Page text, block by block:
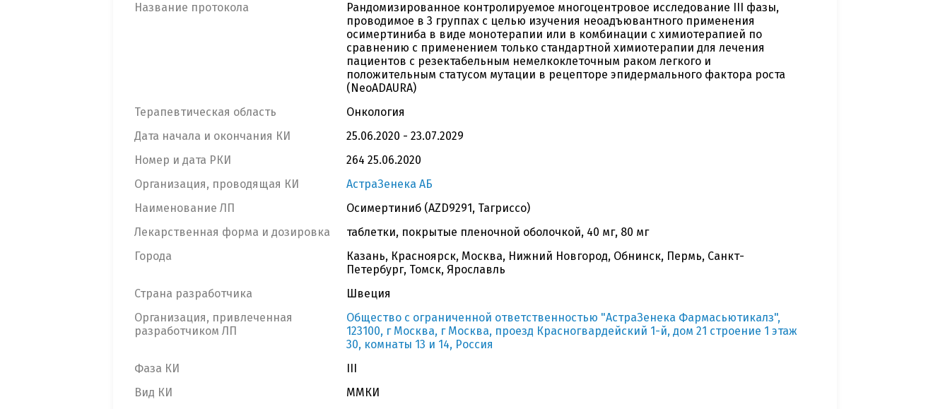
Название протокола
Рандомизированное контролируемое многоцентровое исследование III фазы,
проводимое в 3 группах с целью изучения неоадъювантного применения
осимертиниба в виде монотерапии или в комбинации с химиотерапией по
сравнению с применением только стандартной химиотерапии для лечения
пациентов с резектабельным немелкоклеточным раком легкого и
положительным статусом мутации в рецепторе эпидермального фактора роста
(NeoADAURA)
Терапевтическая область
Онкология
Дата начала и окончания КИ
25.06.2020 - 23.07.2029
Номер и дата РКИ
264 25.06.2020
Организация, проводящая КИ
АстраЗенека АБ
Наименование ЛП
Осимертиниб (AZD9291, Тагриссо)
Лекарственная форма и дозировка
таблетки, покрытые пленочной оболочкой, 40 мг, 80 мг
Города
Казань, Красноярск, Москва, Нижний Новгород, Обнинск, Пермь, Санкт-
Петербург, Томск, Ярославль
Страна разработчика
Швеция
Организация, привлеченная
разработчиком ЛП
Общество с ограниченной ответственностью "АстраЗенека Фармасьютикалз",
123100, г Москва, г Москва, проезд Красногвардейский 1-й, дом 21 строение 1 этаж
30, комнаты 13 и 14, Россия
Фаза КИ
III
Вид КИ
ММКИ